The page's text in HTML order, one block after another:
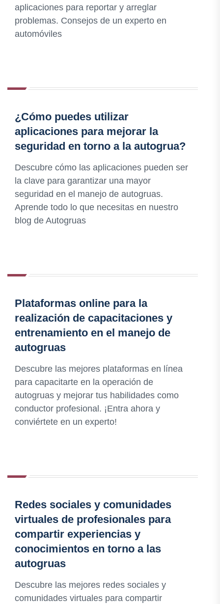
aplicaciones para reportar y arreglar
problemas. Consejos de un experto en
automóviles
¿Cómo puedes utilizar
aplicaciones para mejorar la
seguridad en torno a la autogrua?
Descubre cómo las aplicaciones pueden ser
la clave para garantizar una mayor
seguridad en el manejo de autogruas.
Aprende todo lo que necesitas en nuestro
blog de Autogruas
Plataformas online para la
realización de capacitaciones y
entrenamiento en el manejo de
autogruas
Descubre las mejores plataformas en línea
para capacitarte en la operación de
autogruas y mejorar tus habilidades como
conductor profesional. ¡Entra ahora y
conviértete en un experto!
Redes sociales y comunidades
virtuales de profesionales para
compartir experiencias y
conocimientos en torno a las
autogruas
Descubre las mejores redes sociales y
comunidades virtuales para compartir